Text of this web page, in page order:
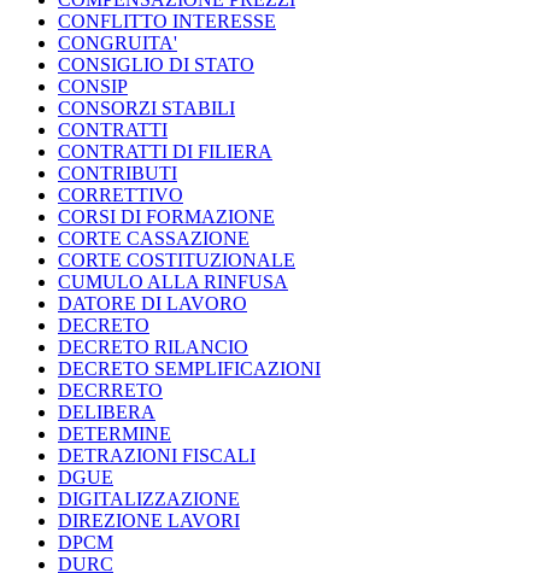
CONFLITTO INTERESSE
CONGRUITA'
CONSIGLIO DI STATO
CONSIP
CONSORZI STABILI
CONTRATTI
CONTRATTI DI FILIERA
CONTRIBUTI
CORRETTIVO
CORSI DI FORMAZIONE
CORTE CASSAZIONE
CORTE COSTITUZIONALE
CUMULO ALLA RINFUSA
DATORE DI LAVORO
DECRETO
DECRETO RILANCIO
DECRETO SEMPLIFICAZIONI
DECRRETO
DELIBERA
DETERMINE
DETRAZIONI FISCALI
DGUE
DIGITALIZZAZIONE
DIREZIONE LAVORI
DPCM
DURC